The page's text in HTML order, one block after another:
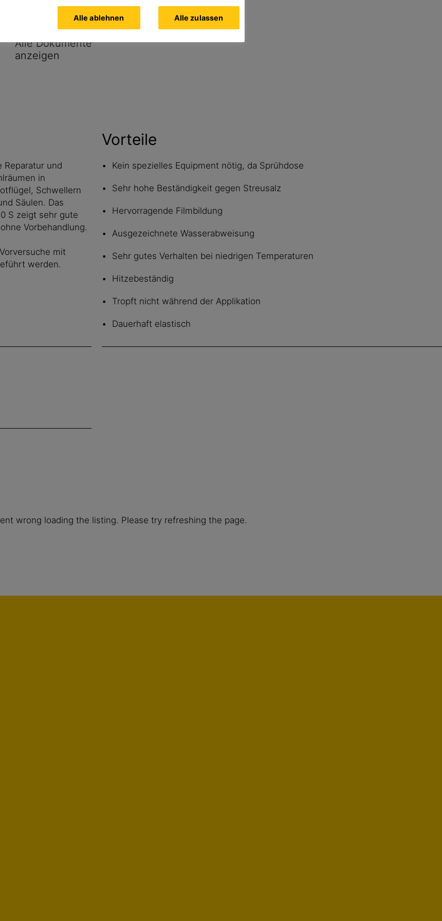
Alle Dokumente
anzeigen
Reparatur und
in
Schwellern
Säulen. Das
S zeigt sehr gute
Vorbehandlung.
mit
werden.
Vorteile
Kein spezielles Equipment nötig, da Sprühdose
Sehr hohe Beständigkeit gegen Streusalz
Hervorragende Filmbildung
Ausgezeichnete Wasserabweisung
Sehr gutes Verhalten bei niedrigen Temperaturen
Hitzebeständig
Tropft nicht während der Applikation
Dauerhaft elastisch
wrong loading the listing. Please try refreshing the page.
Alle ablehnen Alle zulassen